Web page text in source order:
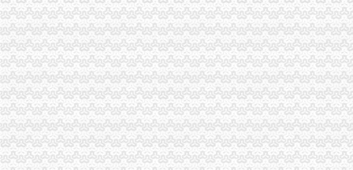
中国张电子发票在重庆诞生
【发票】重庆市电子税务局-亿企赢财税资讯
广告|公司|发票|重庆_新浪新闻
重庆回收电脑主板|重庆回收相机价格|重庆电脑发票-中国制造交易
重庆巴南破获一起发票案金额超过一亿元_网易新闻
重庆水投：发票寄到家,服务有保障
重庆地税进一步规范发票工作_税屋网——第一时间递财税政策
重庆专项审批：发票R审批代理购买服务办理-重庆爱问分类
重庆市国家税务局关于印发《重庆市国家税务局发票管理基本程序》